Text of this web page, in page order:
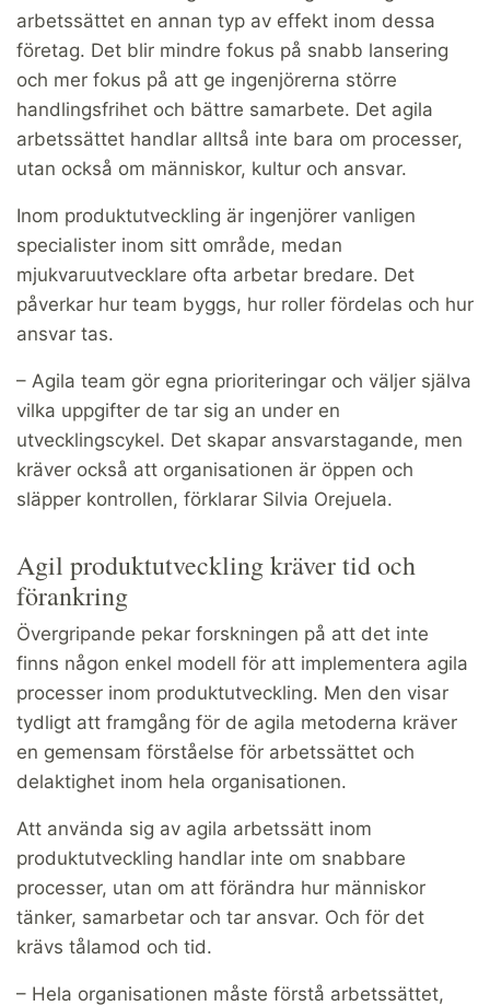
arbetssättet en annan typ av effekt inom dessa
företag. Det blir mindre fokus på snabb lansering
och mer fokus på att ge ingenjörerna större
handlingsfrihet och bättre samarbete. Det agila
arbetssättet handlar alltså inte bara om processer,
utan också om människor, kultur och ansvar.
Inom produktutveckling är ingenjörer vanligen
specialister inom sitt område, medan
mjukvaruutvecklare ofta arbetar bredare. Det
påverkar hur team byggs, hur roller fördelas och hur
ansvar tas.
– Agila team gör egna prioriteringar och väljer själva
vilka uppgifter de tar sig an under en
utvecklingscykel. Det skapar ansvarstagande, men
kräver också att organisationen är öppen och
släpper kontrollen, förklarar Silvia Orejuela.
Agil produktutveckling kräver tid och
förankring
Övergripande pekar forskningen på att det inte
finns någon enkel modell för att implementera agila
processer inom produktutveckling. Men den visar
tydligt att framgång för de agila metoderna kräver
en gemensam förståelse för arbetssättet och
delaktighet inom hela organisationen.
Att använda sig av agila arbetssätt inom
produktutveckling handlar inte om snabbare
processer, utan om att förändra hur människor
tänker, samarbetar och tar ansvar. Och för det
krävs tålamod och tid.
– Hela organisationen måste förstå arbetssättet,